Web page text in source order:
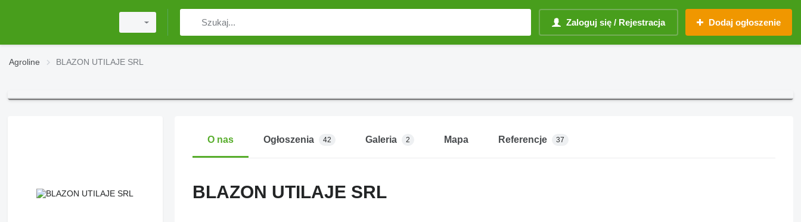
Zaloguj się / Rejestracja Dodaj ogłoszenie
Agroline BLAZON UTILAJE SRL
O nas Ogłoszenia 42 Galeria 2 Mapa Referencje 37
BLAZON UTILAJE SRL